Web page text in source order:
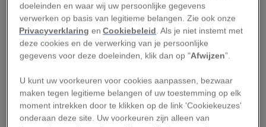
een vlinder, wordt het gif opgeslagen in de
vleugels. De meeste dieren laten de
monarchvlinder daarom met rust.
2. Monarchvlinders
migreren jaarlijks, een
tocht die meerdere
doeleinden en waar wij uw persoonlijke gegevens
verwerken op basis van legitieme belangen. Zie ook onze
Privacyverklaring enCookiebeleid. Als je niet instemt met
deze cookies en de verwerking van je persoonlijke
gegevens voor deze doeleinden, klik dan op "Afwijzen”.
U kunt uw voorkeuren voor cookies aanpassen, bezwaar
maken tegen legitieme belangen of uw toestemming op elk
moment intrekken door te klikken op de link 'Cookiekeuzes'
onderaan deze site. Uw voorkeuren zijn alleen van